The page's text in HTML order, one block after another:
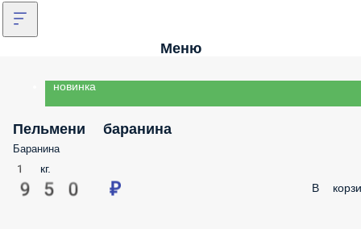
Меню
новинка
Пельмени баранина
Баранина
1 кг.
950 ₽ В